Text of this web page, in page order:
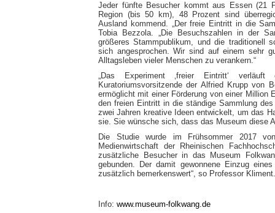
Jeder fünfte Besucher kommt aus Essen (21
Region (bis 50 km), 48 Prozent sind
Ausland kommend. „Der freie Eintritt in die
Tobia Bezzola. „Die Besuchszahlen in der
größeres Stammpublikum, und die traditionell
sich angesprochen. Wir sind auf einem sehr
Alltagsleben vieler Menschen zu verankern.“
„Das Experiment ‚freier Eintritt‘
Kuratoriumsvorsitzende der Alfried Krupp von
ermöglicht mit einer Förderung von einer Million
den freien Eintritt in die ständige Sammlung
zwei Jahren kreative Ideen entwickelt, um das
sie. Sie wünsche sich, dass das Museum diese
Die Studie wurde im Frühsommer 2017
Medienwirtschaft der Rheinischen
zusätzliche Besucher in das Museum
gebunden. Der damit gewonnene Einzug
zusätzlich bemerkenswert“, so Professor Kliment.
Info: www.museum-folkwang.de